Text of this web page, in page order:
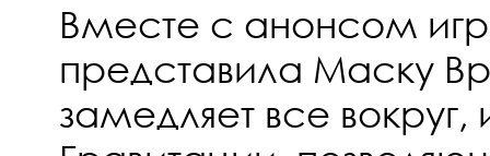
Вместе с анонсом
представила Маску
замедляет все